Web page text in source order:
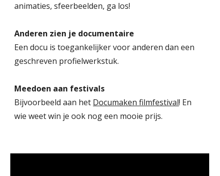
animaties, sfeerbeelden, ga los!
Anderen zien je documentaire
Een docu is toegankelijker voor anderen dan een
geschreven profielwerkstuk.
Meedoen aan festivals
Bijvoorbeeld aan het Documaken filmfestival! En
wie weet win je ook nog een mooie prijs.